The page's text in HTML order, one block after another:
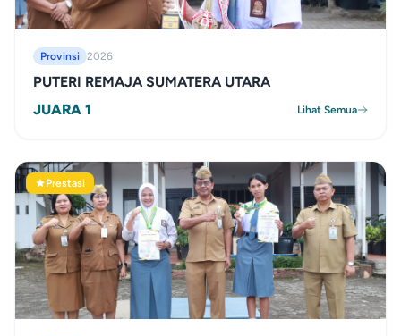
Provinsi 2026
PUTERI REMAJA SUMATERA UTARA
JUARA 1
Lihat Semua
Prestasi